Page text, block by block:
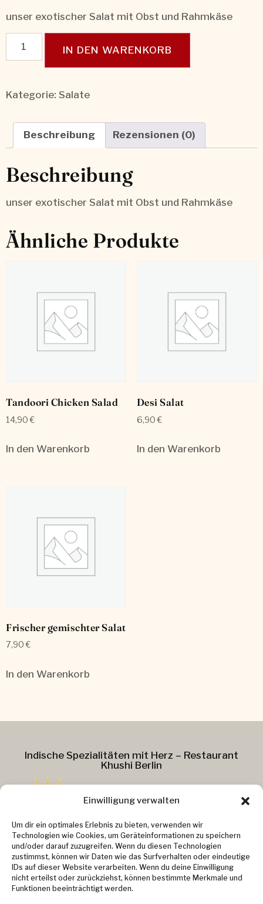
Einwilligung verwalten
Um dir ein optimales Erlebnis zu bieten, verwenden wir
Technologien wie Cookies, um Geräteinformationen zu speichern
und/oder darauf zuzugreifen. Wenn du diesen Technologien
zustimmst, können wir Daten wie das Surfverhalten oder eindeutige
IDs auf dieser Website verarbeiten. Wenn du deine Einwilligung
nicht erteilst oder zurückziehst, können bestimmte Merkmale und
Funktionen beeinträchtigt werden.
unser exotischer Salat mit Obst und Rahmkäse
IN DEN WARENKORB
Kategorie: Salate
Beschreibung Rezensionen (0)
Beschreibung
unser exotischer Salat mit Obst und Rahmkäse
Ähnliche Produkte
Tandoori Chicken Salad
14,90€
In den Warenkorb
Desi Salat
6,90€
In den Warenkorb
Frischer gemischter Salat
7,90€
In den Warenkorb
Indische Spezialitäten mit Herz – Restaurant
Khushi Berlin
Addresse :
Kollwitzstr. 37
10405 Berlin
Kontakt :
Email: info@khushi-berlin.de